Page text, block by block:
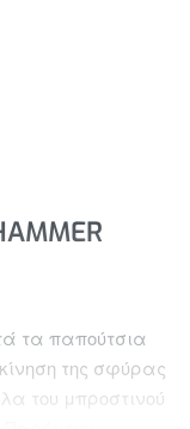
τα παπούτσια
της σφύρας
του μπροστινού